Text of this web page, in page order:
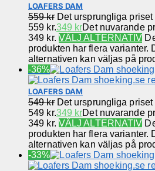
LOAFERS DAM
559kr Det ursprungliga priset
559 kr.349 krDet nuvarande
349 kr. VÄLJ ALTERNATIV
produkten har flera varianter.
alternativen kan väljas på
-36%
LOAFERS DAM
549kr Det ursprungliga priset
549 kr.349 krDet nuvarande
349 kr. VÄLJ ALTERNATIV
produkten har flera varianter.
alternativen kan väljas på
-33%